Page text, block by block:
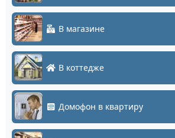
В магазине
В коттедже
Домофон в квартиру